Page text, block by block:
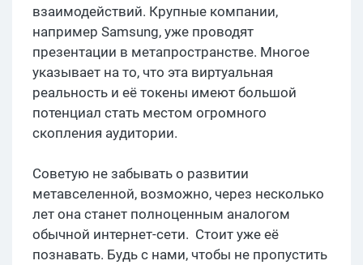
взаимодействий. Крупные компании,
например Samsung, уже проводят
презентации в метапространстве. Многое
указывает на то, что эта виртуальная
реальность и её токены имеют большой
потенциал стать местом огромного
скопления аудитории.
Советую не забывать о развитии
метавселенной, возможно, через несколько
лет она станет полноценным аналогом
обычной интернет-сети. Стоит уже её
познавать. Будь с нами, чтобы не пропустить